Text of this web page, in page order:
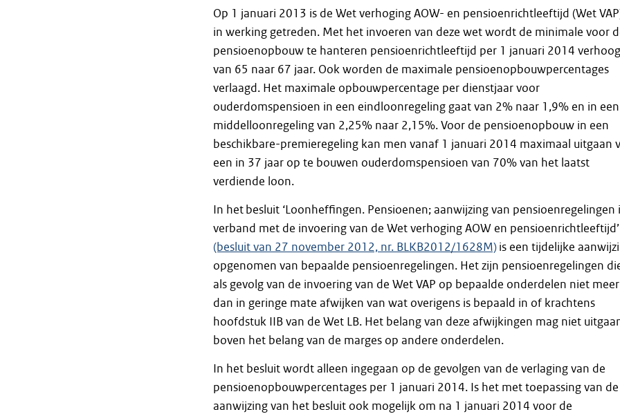
Op 1 januari 2013 is de Wet verhoging AOW- en pensioenrichtleeftijd (Wet
in werking getreden. Met het invoeren van deze wet wordt de minimale voor
pensioenopbouw te hanteren pensioenrichtleeftijd per 1 januari 2014
van 65 naar 67 jaar. Ook worden de maximale pensioenopbouwpercentages
verlaagd. Het maximale opbouwpercentage per dienstjaar voor
ouderdomspensioen in een eindloonregeling gaat van 2% naar 1,9% en in een
middelloonregeling van 2,25% naar 2,15%. Voor de pensioenopbouw in een
beschikbare-premieregeling kan men vanaf 1 januari 2014 maximaal uitgaan
een in 37 jaar op te bouwen ouderdomspensioen van 70% van het laatst
verdiende loon.
In het besluit ‘Loonheffingen. Pensioenen; aanwijzing van pensioenregelingen
verband met de invoering van de Wet verhoging AOW en pensioenrichtleeftijd’
(besluit van 27 november 2012, nr. BLKB2012/1628M)is een tijdelijke
opgenomen van bepaalde pensioenregelingen. Het zijn pensioenregelingen
als gevolg van de invoering van de Wet VAP op bepaalde onderdelen niet meer
dan in geringe mate afwijken van wat overigens is bepaald in of krachtens
hoofdstuk IIB van de Wet LB. Het belang van deze afwijkingen mag niet
boven het belang van de marges op andere onderdelen.
In het besluit wordt alleen ingegaan op de gevolgen van de verlaging van de
pensioenopbouwpercentages per 1 januari 2014. Is het met toepassing van de
aanwijzing van het besluit ook mogelijk om na 1 januari 2014 voor de